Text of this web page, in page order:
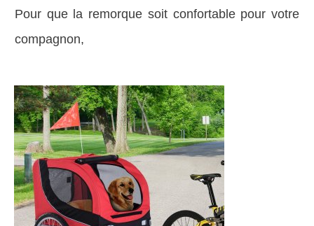
Pour que la remorque soit confortable pour votre
compagnon,